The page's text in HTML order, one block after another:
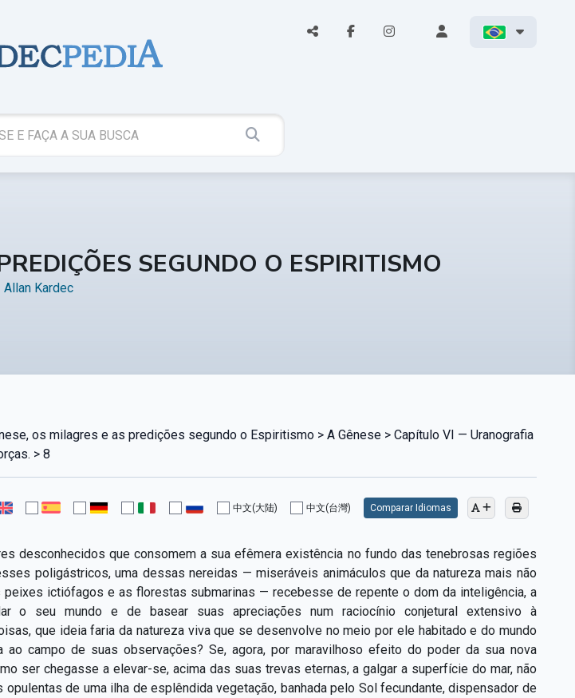
SEGUNDO O ESPIRITISMO
Allan Kardec
os milagres e as predições segundo o Espiritismo > A Gênese > Capítulo VI — Uranografia
> 8
中文(大陆) 中文(台灣) Comparar Idiomas
desconhecidos que consomem a sua efêmera existência no fundo das tenebrosas regiões
poligástricos, uma dessas nereidas — miseráveis animáculos que da natureza mais não
peixes ictiófagos e as florestas submarinas — recebesse de repente o dom da inteligência, a
o seu mundo e de basear suas apreciações num raciocínio conjetural extensivo à
que ideia faria da natureza viva que se desenvolve no meio por ele habitado e do mundo
ao campo de suas observações? Se, agora, por maravilhoso efeito do poder da sua nova
ser chegasse a elevar-se, acima das suas trevas eternas, a galgar a superfície do mar, não
opulentas de uma ilha de esplêndida vegetação, banhada pelo Sol fecundante, dispensador de